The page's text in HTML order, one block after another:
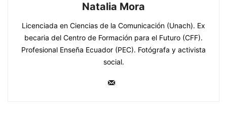
Natalia Mora
Licenciada en Ciencias de la Comunicación (Unach). Ex
becaria del Centro de Formación para el Futuro (CFF).
Profesional Enseña Ecuador (PEC). Fotógrafa y activista
social.